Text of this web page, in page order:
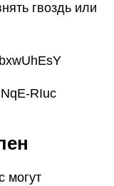
гвоздь или
RIuc
могут